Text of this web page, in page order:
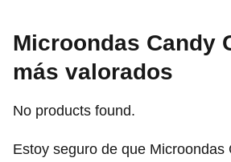
Microondas Candy
más valorados
No products found.
Estoy seguro de que Microondas